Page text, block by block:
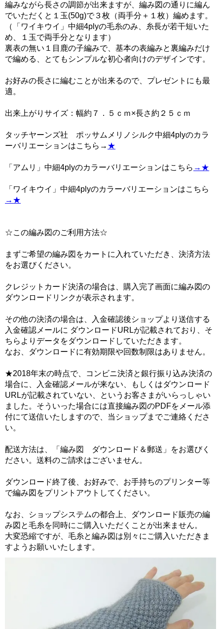
編みながら長さの調節が出来ますが、編み図の通りに編ん
でいただくと１玉(50g)で３枚（両手分＋１枚）編めます。
（「ワイキウイ」中細4plyの毛糸のみ、糸長が若干短いた
め、１玉で両手分となります）
裏表の無い１目鹿の子編みで、基本の表編みと裏編みだけ
で編める、とてもシンプルな初心者向けのデザインです。
お好みの長さに編むことが出来るので、プレゼントにも最
適。
出来上がりサイズ：幅約７．５ｃｍ×長さ約２５ｃｍ
タッチヤーンズ社 ポッサムメリノシルク中細4plyのカラ
ーバリエーションはこちら→ ★
「アムリ」中細4plyのカラーバリエーションはこちら →★
「ワイキウイ」中細4plyのカラーバリエーションはこちら
→★
☆この編み図のご利用方法☆
まずご希望の編み図をカートに入れていただき、決済方法
をお選びください。
クレジットカード決済の場合は、購入完了画面に編み図の
ダウンロードリンクが表示されます。
その他の決済の場合は、入金確認後ショップより送信する
入金確認メールに ダウンロードURLが記載されており、そ
ちらよりデータをダウンロードしていただきます。
なお、ダウンロードに有効期限や回数制限はありません。
★2018年末の時点で、コンビニ決済と銀行振り込み決済の
場合に、入金確認メールが来ない、もしくはダウンロード
URLが記載されていない、というお客さまがいらっしゃい
ました。そういった場合には直接編み図のPDFをメール添
付にて送信いたしますので、当ショップまでご連絡くださ
い。
配送方法は、「編み図 ダウンロード＆郵送」をお選びく
ださい。送料のご請求はございません。
ダウンロード終了後、お好みで、お手持ちのプリンター等
で編み図をプリントアウトしてください。
なお、ショップシステムの都合上、ダウンロード販売の編
み図と毛糸を同時にご購入いただくことが出来ません。
大変恐縮ですが、毛糸と編み図は別々にご購入いただきま
すようお願いいたします。